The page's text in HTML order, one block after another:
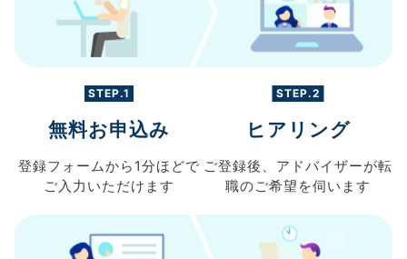
STEP.1
無料お申込み
登録フォームから 1分ほどで
ご入力 いただけます
STEP.2
ヒアリング
ご登録後、 アドバイザーが転
職のご希望を伺います